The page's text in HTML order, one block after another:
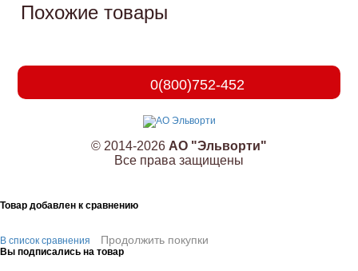
Похожие товары
0(800)752-452
© 2014-2026 АО "Эльворти"
Все права защищены
Товар добавлен к сравнению
В список сравнения Продолжить покупки
Вы подписались на товар